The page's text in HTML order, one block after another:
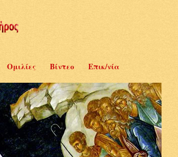
Ομιλίες Βίντεο Επικ/νία